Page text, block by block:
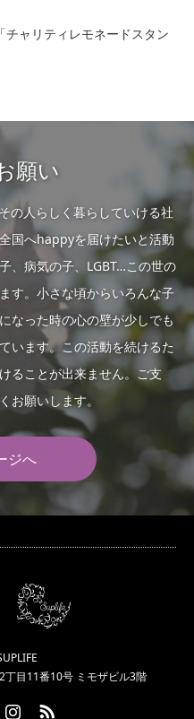
チャリティレモネードスタン
願い
の人らしく暮らしていける社
国へhappyを届けたいと活動
、病気の子、LGBT…この世の
す。小さな頃からいろんな子
なった時の心の壁が少しでも
います。この活動を続けるた
ることが出来ません。ご支
お願いします。
ジへ
目11番10号 ミモザビル3階